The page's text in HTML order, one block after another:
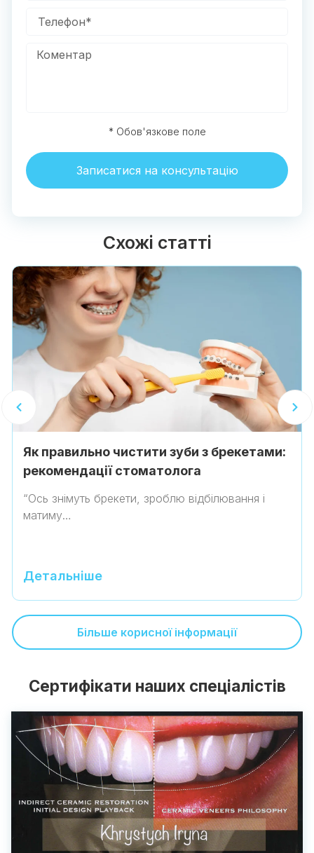
* Обов'язкове поле
Записатися на консультацію
Схожі статті
Як правильно чистити зуби з брекетами:
рекомендації стоматолога
“Ось знімуть брекети, зроблю відбілювання і
матиму…
Детальніше
Більше корисної інформації
Сертифікати наших спеціалістів